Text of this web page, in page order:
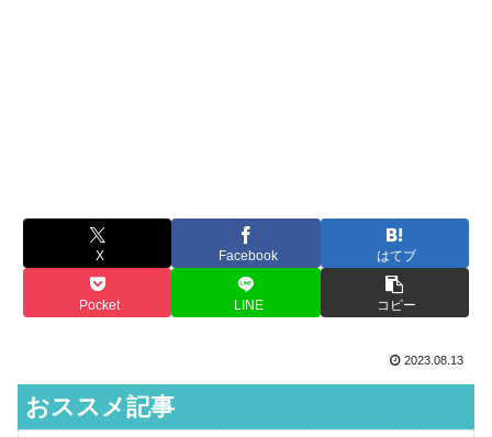
X Facebook はてブ
Pocket LINE コピー
2023.08.13
おススメ記事